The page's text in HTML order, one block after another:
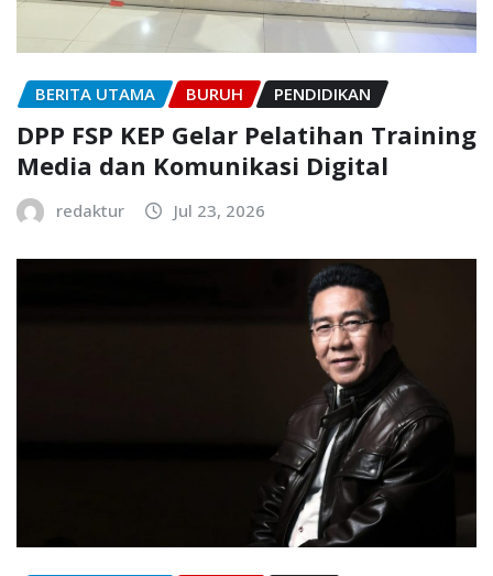
BERITA UTAMA BURUH PENDIDIKAN
DPP FSP KEP Gelar Pelatihan Training
Media dan Komunikasi Digital
redaktur Jul 23, 2026